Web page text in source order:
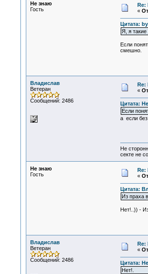
Не знаю
Гость
Re:
«
Цитата:
Я, я такие
Если
смешно.
Владислав
Ветеран
Сообщений: 2486
Re:
«
Цитата:
Если
а если без
Не
секте не
Не знаю
Гость
Re:
«
Цитата:
Из праха
Нет!..)) -
Владислав
Ветеран
Сообщений: 2486
Re:
«
Цитата:
Нет!.